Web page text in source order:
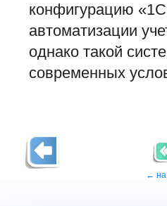
конфигурацию
автоматизации
однако такой
современных
← на